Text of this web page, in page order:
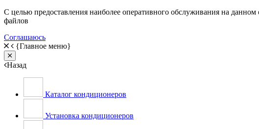
С целью предоставления наиболее оперативного обслуживания на
файлов
Соглашаюсь
{Главное меню}
Close
Назад
Каталог кондиционеров
Установка кондиционеров